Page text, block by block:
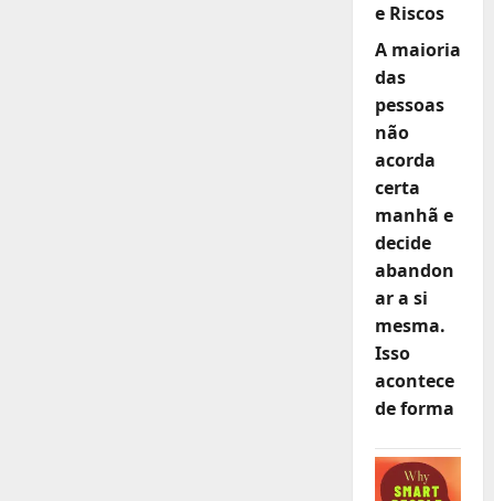
e Riscos
A maioria
das
pessoas
não
acorda
certa
manhã e
decide
abandon
ar a si
mesma.
Isso
acontece
de forma